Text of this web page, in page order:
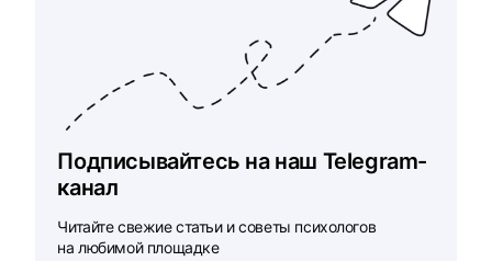
Подписывайтесь на наш Telegram-
канал
Читайте свежие статьи и советы психологов
на любимой площадке